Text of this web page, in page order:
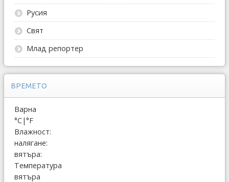
Русия
Свят
Млад репортер
ВРЕМЕТО
Варна
°C|°F
Влажност:
налягане:
вятъра:
Температура
вятъра